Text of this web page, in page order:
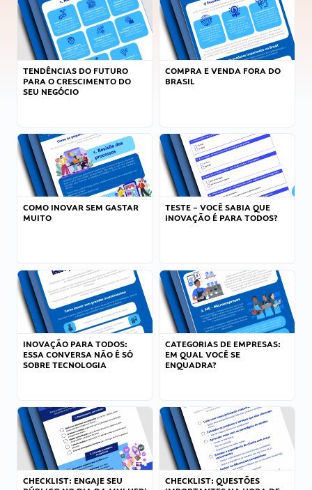
TENDÊNCIAS DO FUTURO
PARA O CRESCIMENTO DO
SEU NEGÓCIO
COMPRA E VENDA FORA DO
BRASIL
COMO INOVAR SEM GASTAR
MUITO
TESTE – VOCÊ SABIA QUE
INOVAÇÃO É PARA TODOS?
INOVAÇÃO PARA TODOS:
ESSA CONVERSA NÃO É SÓ
SOBRE TECNOLOGIA
CATEGORIAS DE EMPRESAS:
EM QUAL VOCÊ SE
ENQUADRA?
CHECKLIST: ENGAJE SEU
CHECKLIST: QUESTÕES